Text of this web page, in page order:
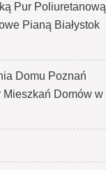
Pur Poliuretanową
Pianą Białystok
Domu Poznań
Mieszkań Domów w